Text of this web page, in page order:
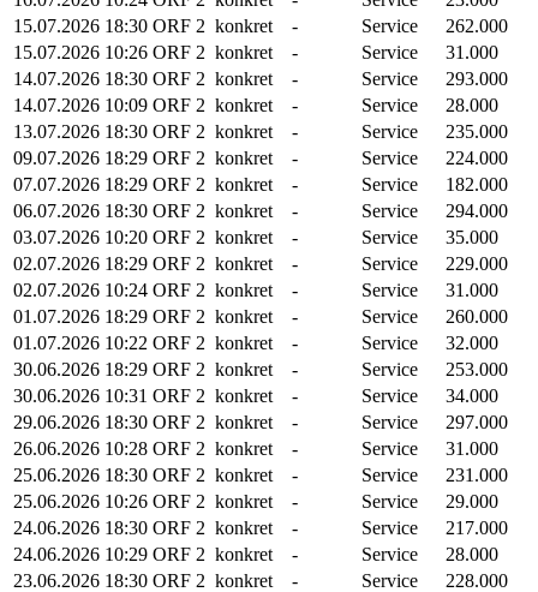
15.07.2026 18:30 ORF 2 konkret - Service
262.000
15.07.2026 10:26 ORF 2 konkret - Service
31.000
14.07.2026 18:30 ORF 2 konkret - Service
293.000
14.07.2026 10:09 ORF 2 konkret - Service
28.000
13.07.2026 18:30 ORF 2 konkret - Service
235.000
09.07.2026 18:29 ORF 2 konkret - Service
224.000
07.07.2026 18:29 ORF 2 konkret - Service
182.000
06.07.2026 18:30 ORF 2 konkret - Service
294.000
03.07.2026 10:20 ORF 2 konkret - Service
35.000
02.07.2026 18:29 ORF 2 konkret - Service
229.000
02.07.2026 10:24 ORF 2 konkret - Service
31.000
01.07.2026 18:29 ORF 2 konkret - Service
260.000
01.07.2026 10:22 ORF 2 konkret - Service
32.000
30.06.2026 18:29 ORF 2 konkret - Service
253.000
30.06.2026 10:31 ORF 2 konkret - Service
34.000
29.06.2026 18:30 ORF 2 konkret - Service
297.000
26.06.2026 10:28 ORF 2 konkret - Service
31.000
25.06.2026 18:30 ORF 2 konkret - Service
231.000
25.06.2026 10:26 ORF 2 konkret - Service
29.000
24.06.2026 18:30 ORF 2 konkret - Service
217.000
24.06.2026 10:29 ORF 2 konkret - Service
28.000
23.06.2026 18:30 ORF 2 konkret - Service
228.000